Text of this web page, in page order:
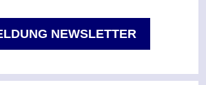
NEWSLETTER